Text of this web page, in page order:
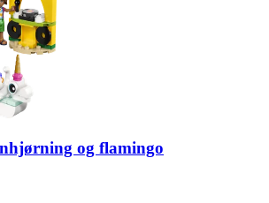
og flamingo